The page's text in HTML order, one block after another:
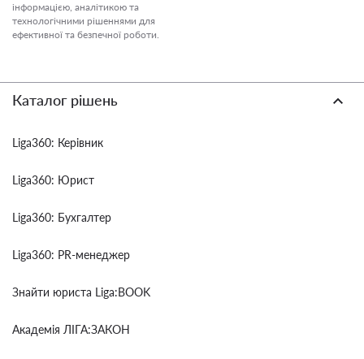
інформацією, аналітикою та
технологічними рішеннями для
ефективної та безпечної роботи.
Каталог рішень
Liga360: Керівник
Liga360: Юрист
Liga360: Бухгалтер
Liga360: PR-менеджер
Знайти юриста Liga:BOOK
Академія ЛІГА:ЗАКОН